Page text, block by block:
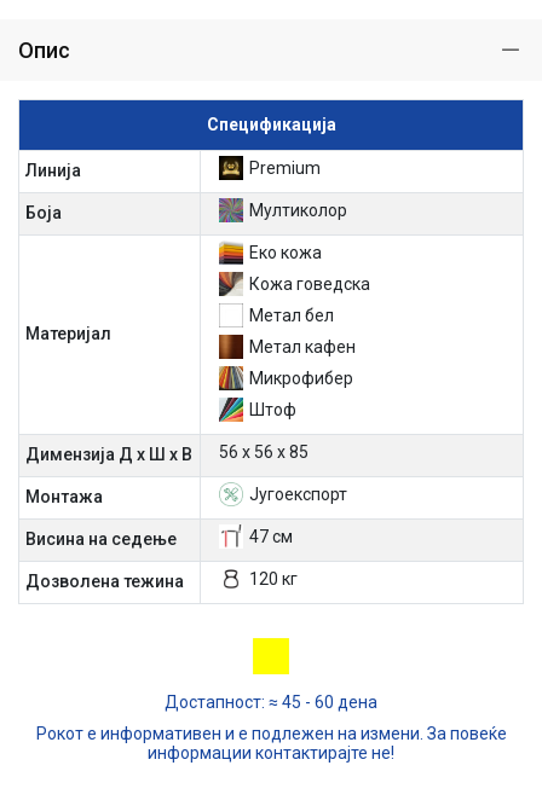
Опис
Спецификација
Линија Premium
Боја Мултиколор
Материјал
Еко кожа
Кожа говедска
Метал бел
Метал кафен
Микрофибер
Штоф
Димензија Д х Ш х В 56 х 56 х 85
Mонтажа Југоекспорт
Висина на седење 47 см
Дозволена тежина 120 кг
Достапност: ≈ 45 - 60 дена
Рокот е информативен и е подлежен на измени. За повеќе
информации контактирајте не!